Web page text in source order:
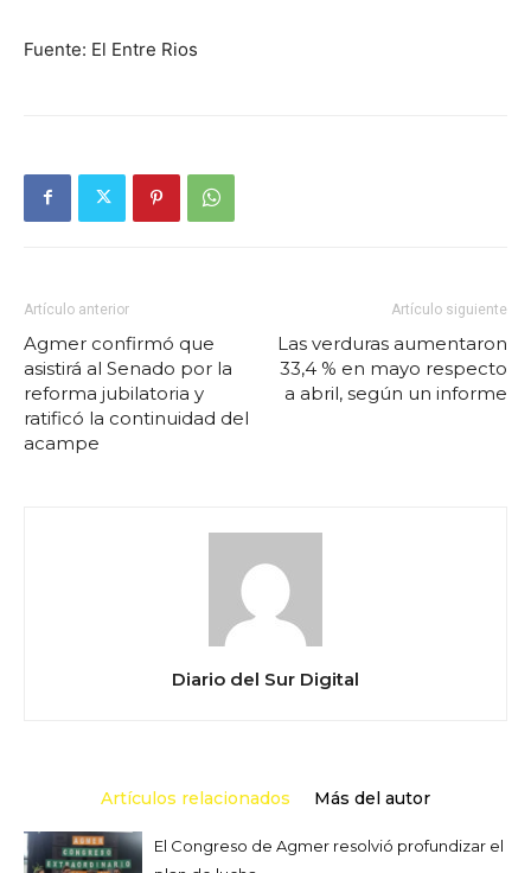
Fuente: El Entre Rios
Artículo anterior
Agmer confirmó que
asistirá al Senado por la
reforma jubilatoria y
ratificó la continuidad del
acampe
Artículo siguiente
Las verduras aumentaron
33,4 % en mayo respecto
a abril, según un informe
Diario del Sur Digital
Artículos relacionados Más del autor
El Congreso de Agmer resolvió profundizar el